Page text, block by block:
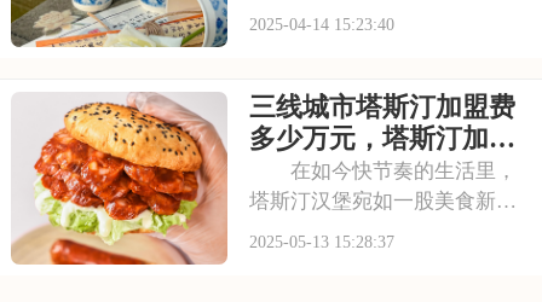
受关注。然而，在加盟之前，
分，而加盟条件则对资金实
力、店铺选址、经营理念等方
面有明确要求。只有全面
2025-04-14 15:23:40
三线城市塔斯汀加盟费
多少万元，塔斯汀加盟
费用及步骤表
在如今快节奏的生活里，
塔斯汀汉堡宛如一股美食新势
力，迅速席卷了大众的味蕾，
2025-05-13 15:28:37